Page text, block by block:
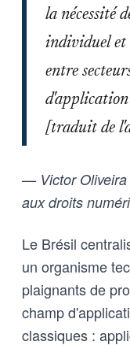
la nécessité
individuel et
entre
d'application
[traduit de
— Victor Oliveira
aux droits
Le Brésil
un organisme
plaignants de
champ
classiques :